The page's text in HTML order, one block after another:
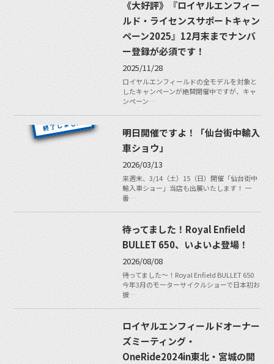
《大好評》『ロイヤルエンフィー
ルド・ライセンスサポートキャン
ペーン2025』12月末までナンバ
ー登録が必須です！
2025/11/28
ロイヤルエンフィールドの全モデルを対象と
したキャンペーンが絶賛開催中ですが、キャ
ンペーン…
明日開催ですよ！「仙台街中輸入
車ショウ」
2026/03/13
来週末、3/14（土）15（日）開催「仙台街中
輸入車ショー」当店も出展いたします！ 一
番…
待ってました！Royal Enfield
BULLET 650、いよいよ登場！
2026/08/08
待ってました〜！Royal Enfield BULLET 650
今年3月のモーターサイクルショーで日本初お
披…
ロイヤルエンフィールドオーナー
ズミーティング・
OneRide2024in東北・宮城の開